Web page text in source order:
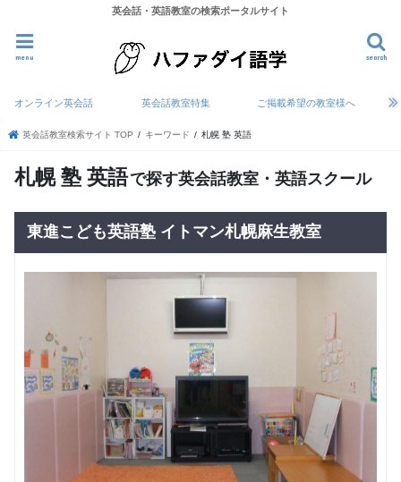
英会話・英語教室の検索ポータルサイト
search
menu
オンライン英会話 英会話教室特集 ご掲載希望の教室様へ
英会話教室検索サイト TOP キーワード 札幌 塾 英語
札幌 塾 英語で探す英会話教室・英語スクール
東進こども英語塾 イトマン札幌麻生教室